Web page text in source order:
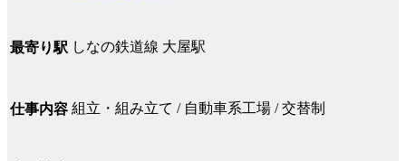
最寄り駅 しなの鉄道線 大屋駅
仕事内容 組立・組み立て / 自動車系工場 / 交替制